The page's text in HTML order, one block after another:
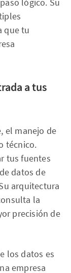
que tu
a tus
el manejo de
técnico.
tus fuentes
datos de
arquitectura
la
precisión de
los datos es
empresa